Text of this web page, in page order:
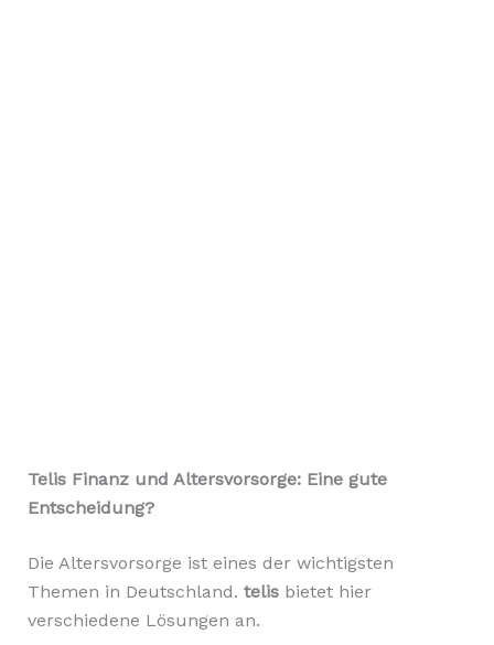
Telis Finanz und Altersvorsorge: Eine gute
Entscheidung?
Die Altersvorsorge ist eines der wichtigsten
Themen in Deutschland. telisbietet hier
verschiedene Lösungen an.